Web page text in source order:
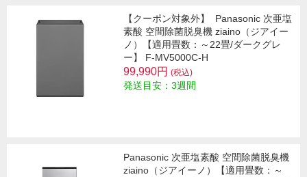
【クーポン対象外】
Panasonic 次亜塩
素酸 空間除菌脱臭機 ziaino（ジアイー
ノ）【適用畳数：～22畳/ダークグレ
ー】 F-MV5000C-H
99,990円 (税込)
発送目安：3週間
Panasonic 次亜塩素酸 空間除菌脱臭機
ziaino（ジアイーノ）【適用畳数：～